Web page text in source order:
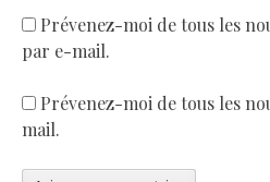
Prévenez-moi de tous les
par e-mail.
Prévenez-moi de tous les
mail.